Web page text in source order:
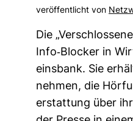
ver­öf­fent­licht von
Die
Info-​Blo­cker in
eins­bank. Sie
nehmen, die
erstat­tung über